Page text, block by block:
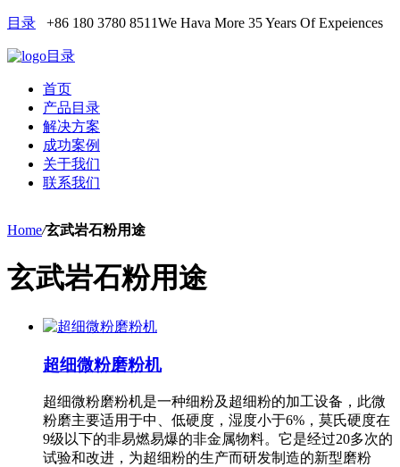
目录 +86 180 3780 8511We Hava More 35 Years Of Expeiences
目录
首页
产品目录
解决方案
成功案例
关于我们
联系我们
Home/玄武岩石粉用途
玄武岩石粉用途
超细微粉磨粉机
超细微粉磨粉机是一种细粉及超细粉的加工设备，此微
粉磨主要适用于中、低硬度，湿度小于6%，莫氏硬度在
9级以下的非易燃易爆的非金属物料。它是经过20多次的
试验和改进，为超细粉的生产而研发制造的新型磨粉